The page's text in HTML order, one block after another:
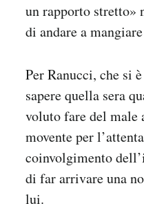
un rapporto stretto»
di andare a
Per Ranucci, che si
sapere quella sera
voluto fare del male
movente per
coinvolgimento
di far arrivare una
lui.